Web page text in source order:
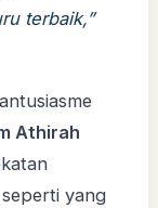
terbaik,”
Athirah
yang